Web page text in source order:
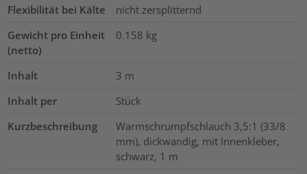
Flexibilität bei Kälte
nicht zersplitternd
Gewicht pro Einheit
(netto)
0.158 kg
Inhalt 3 m
Inhalt per
Stück
Kurzbeschreibung
Warmschrumpfschlauch 3,5:1 (33/8
mm), dickwandig, mit Innenkleber,
schwarz, 1 m